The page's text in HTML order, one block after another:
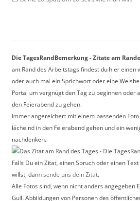
Die TagesRandBemerkung - Zitate am
am Rand des Arbeitstags findest du hier einen
oder auch mal ein Sprichwort oder eine
Portal um vergnügt den Tag zu beginnen oder
den Feierabend zu gehen.
Immer angereichert mit einem passenden
lächelnd in den Feierabend gehen und ein
nachdenken.
Falls Du ein Zitat, einen Spruch oder einen
willst, dannsende uns dein Zitat.
Alle Fotos sind, wenn nicht anders angegeben
Gull. Abbildungen von Personen des